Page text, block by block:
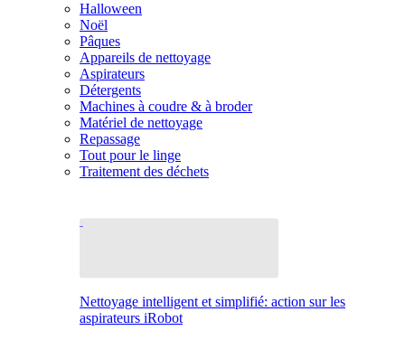
Halloween
Noël
Pâques
Appareils de nettoyage
Aspirateurs
Détergents
Machines à coudre & à broder
Matériel de nettoyage
Repassage
Tout pour le linge
Traitement des déchets
Nettoyage intelligent et simplifié: action sur les
aspirateurs iRobot